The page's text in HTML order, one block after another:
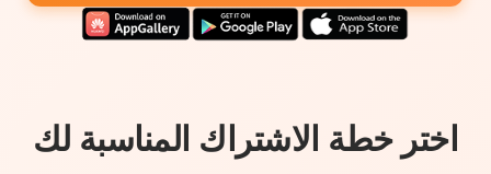
اختر خطة الاشتراك المناسبة لك